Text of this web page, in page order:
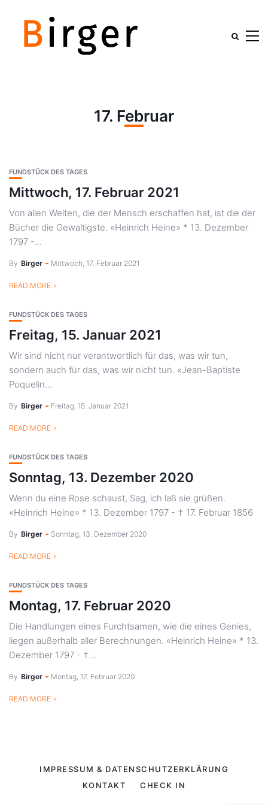
17. Februar
FUNDSTÜCK DES TAGES
Mittwoch, 17. Februar 2021
Von allen Welten, die der Mensch erschaffen hat, ist die der
Bücher die Gewaltigste. «Heinrich Heine» * 13. Dezember
1797 -...
By Birger Mittwoch, 17. Februar 2021
READ MORE
FUNDSTÜCK DES TAGES
Freitag, 15. Januar 2021
Wir sind nicht nur verantwortlich für das, was wir tun,
sondern auch für das, was wir nicht tun. «Jean-Baptiste
Poquelin...
By Birger Freitag, 15. Januar 2021
READ MORE
FUNDSTÜCK DES TAGES
Sonntag, 13. Dezember 2020
Wenn du eine Rose schaust, Sag, ich laß sie grüßen.
«Heinrich Heine» * 13. Dezember 1797 - † 17. Februar 1856
By Birger Sonntag, 13. Dezember 2020
READ MORE
FUNDSTÜCK DES TAGES
Montag, 17. Februar 2020
Die Handlungen eines Furchtsamen, wie die eines Genies,
liegen außerhalb aller Berechnungen. «Heinrich Heine» * 13.
Dezember 1797 - †...
By Birger Montag, 17. Februar 2020
READ MORE
IMPRESSUM & DATENSCHUTZERKLÄRUNG
KONTAKT
CHECK IN